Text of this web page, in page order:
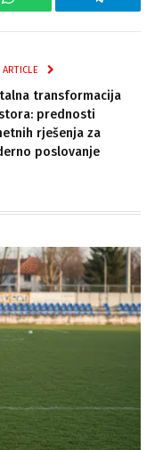
WhatsApp Telegram
transformacija
prednosti
rješenja za
poslovanje